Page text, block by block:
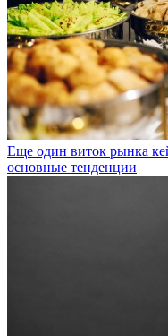
Еще один виток рынка
основные тенденции